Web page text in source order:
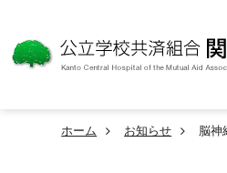
ホーム お知らせ 脳神